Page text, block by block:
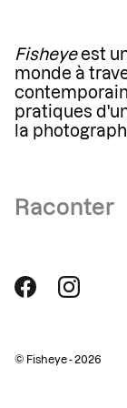
Fisheyeest
monde à
pratiques
la
© Fisheye - 2026